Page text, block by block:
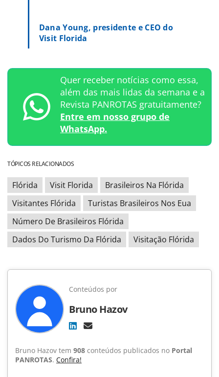
Dana Young, presidente e CEO do
Visit Florida
Quer receber notícias como essa,
além das mais lidas da semana e a
Revista PANROTAS gratuitamente?
Entre em nosso grupo de
WhatsApp.
TÓPICOS RELACIONADOS
Flórida Visit Florida
Brasileiros Na Flórida
Visitantes Flórida
Turistas Brasileiros Nos Eua
Número De Brasileiros Flórida
Dados Do Turismo Da Flórida
Visitação Flórida
Conteúdos por
Bruno Hazov
Bruno Hazov tem 908 conteúdos publicados no Portal
PANROTAS. Confira!